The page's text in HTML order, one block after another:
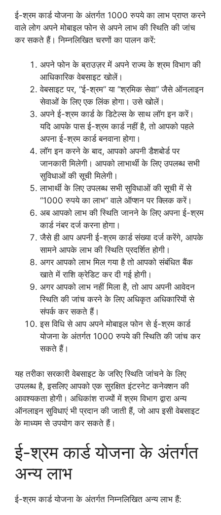
ई-श्रम कार्ड योजना के अंतर्गत 1000 रुपये का लाभ प्राप्त करने
वाले लोग अपने मोबाइल फोन से अपने लाभ की स्थिति की जांच
कर सकते हैं। निम्नलिखित चरणों का पालन करें:
अपने फोन के ब्राउज़र में अपने राज्य के श्रम विभाग की
आधिकारिक वेबसाइट खोलें।
वेबसाइट पर, “ई-श्रम” या “श्रमिक सेवा” जैसे ऑनलाइन
सेवाओं के लिए एक लिंक होगा। उसे खोलें।
अपने ई-श्रम कार्ड के डिटेल्स के साथ लॉग इन करें।
यदि आपके पास ई-श्रम कार्ड नहीं है, तो आपको पहले
अपना ई-श्रम कार्ड बनवाना होगा।
लॉग इन करने के बाद, आपको अपनी डैशबोर्ड पर
जानकारी मिलेगी। आपको लाभार्थी के लिए उपलब्ध सभी
सुविधाओं की सूची मिलेगी।
लाभार्थी के लिए उपलब्ध सभी सुविधाओं की सूची में से
“1000 रुपये का लाभ” वाले ऑप्शन पर क्लिक करें।
अब आपको लाभ की स्थिति जानने के लिए अपना ई-श्रम
कार्ड नंबर दर्ज करना होगा।
जैसे ही आप अपनी ई-श्रम कार्ड संख्या दर्ज करेंगे, आपके
सामने आपके लाभ की स्थिति प्रदर्शित होगी।
अगर आपको लाभ मिल गया है तो आपको संबंधित बैंक
खाते में राशि क्रेडिट कर दी गई होगी।
अगर आपको लाभ नहीं मिला है, तो आप अपनी आवेदन
स्थिति की जांच करने के लिए अधिकृत अधिकारियों से
संपर्क कर सकते हैं।
इस विधि से आप अपने मोबाइल फोन से ई-श्रम कार्ड
योजना के अंतर्गत 1000 रुपये की स्थिति की जांच कर
सकते हैं।
यह तरीका सरकारी वेबसाइट के जरिए स्थिति जांचने के लिए
उपलब्ध है, इसलिए आपको एक सुरक्षित इंटरनेट कनेक्शन की
आवश्यकता होगी। अधिकांश राज्यों में श्रम विभाग द्वारा अन्य
ऑनलाइन सुविधाएं भी प्रदान की जाती हैं, जो आप इसी वेबसाइट
के माध्यम से उपयोग कर सकते हैं।
ई-श्रम कार्ड योजना के अंतर्गत
अन्य लाभ
ई-श्रम कार्ड योजना के अंतर्गत निम्नलिखित अन्य लाभ हैं: